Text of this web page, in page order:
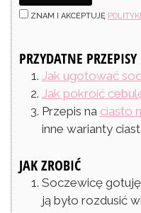
ZNAM I AKCEPTUJĘ
PRZYDATNE
Jak ugotować
Jak pokroić
Przepis na ciasto
inne warianty
JAK ZROBIĆ
Soczewicę
ją było rozdusić